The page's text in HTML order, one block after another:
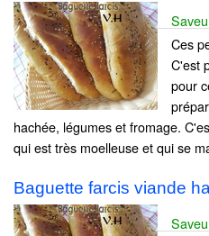
Ces
C'est
pour
hachée, légumes et fromage.
qui est très moelleuse et qui se
Baguette farcis viande